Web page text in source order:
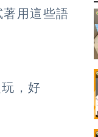
用這些語
，好